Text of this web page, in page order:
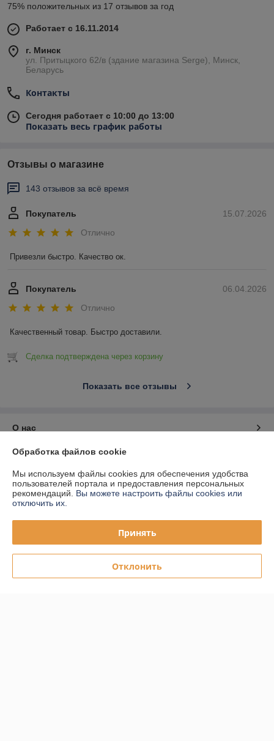
75% положительных из 17 отзывов за год
Работает с 16.11.2014
г. Минск
ул. Притыцкого 62/в (здание магазина Serge), Минск,
Беларусь
Контакты
Сегодня работает с 10:00 до 13:00
Показать весь график работы
Отзывы о магазине
143 отзывов за всё время
15.07.2026
Покупатель
Отлично
Привезли быстро. Качество ок.
06.04.2026
Покупатель
Отлично
Качественный товар. Быстро доставили.
Сделка подтверждена через корзину
Показать все отзывы
О нас
Контакты
Доставка и оплата
Полная версия сайта
Политика обработки cookies
Обработка файлов cookie
Мы используем файлы cookies для обеспечения удобства
пользователей портала и предоставления персональных
рекомендаций. Вы можете настроить файлы cookies или
отключить их.
Принять
Отклонить